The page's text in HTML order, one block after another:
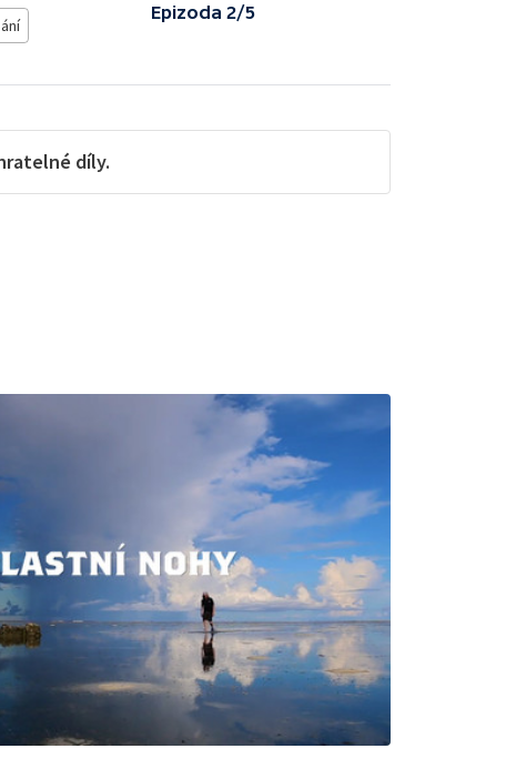
Epizoda 2/5
díly.